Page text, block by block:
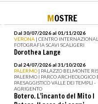
MOSTRE
Dal 30/07/2026 al 01/11/2026
VERONA | CENTRO
FOTOGRAFIA SCAVI SCALIGERI
Dorothea Lange
Dal 24/07/2026 al 31/10/2026
PALERMO | PALAZZO BELMONTE
PALERMO I PARCO ARCHEOLOGICO
PAESAGGISTICO VALLE DEI TEMPLI -
AGRIGENTO
Botero. L’incanto del Mito I